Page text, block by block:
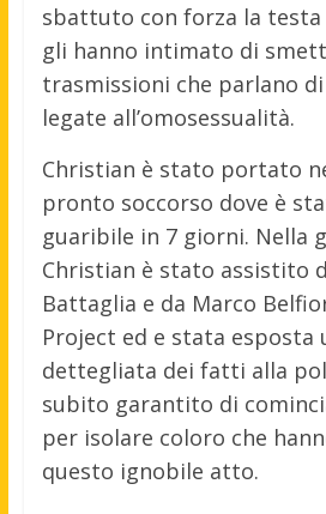
sbattuto con forza la
gli hanno intimato di
trasmissioni che parlano
legate all’omosessualità.
Christian è stato portato
pronto soccorso dove è
guaribile in 7 giorni. Nella
Christian è stato assistito
Battaglia e da Marco
Project ed e stata esposta
dettegliata dei fatti alla
subito garantito di
per isolare coloro che
questo ignobile atto.